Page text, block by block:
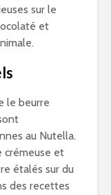
sur le
et
le beurre
au Nutella.
crémeuse et
étalés sur du
des recettes